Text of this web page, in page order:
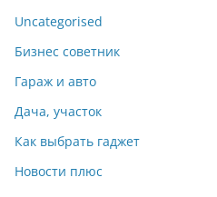
Uncategorised
Бизнес советник
Гараж и авто
Дача, участок
Как выбрать гаджет
Новости плюс